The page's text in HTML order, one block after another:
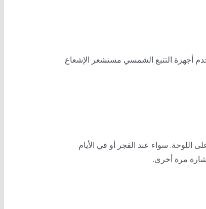
أجهزة التتبع الشمسي مستشعر الإشعاع
سواء عند الفجر أو في الأيام
مرة أخرى.